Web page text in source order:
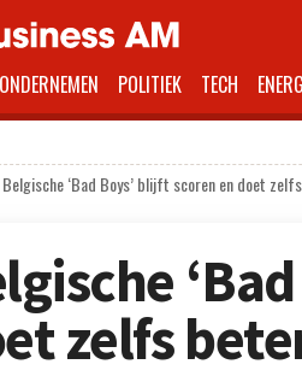
ONDERNEMEN POLITIEK TECH
Belgische ‘Bad Boys’ blijft scoren en doet
zelfs